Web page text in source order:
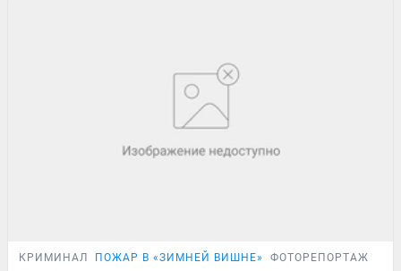
КРИМИНАЛ ПОЖАР В «ЗИМНЕЙ ВИШНЕ» ФОТОРЕПОРТАЖ